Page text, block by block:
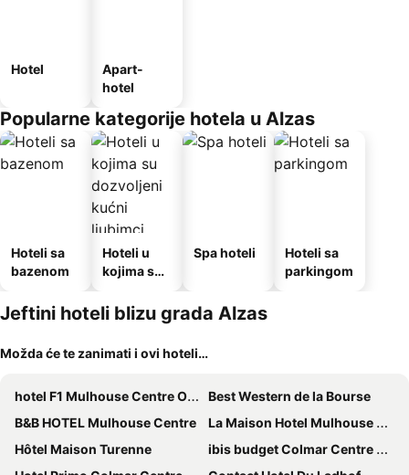
Hotel
Apart-
hotel
Popularne kategorije hotela u Alzas
Hoteli sa
bazenom
Hoteli u
kojima su
kućni
ljubimci
Spa hoteli
Hoteli sa
parkingom
Jeftini hoteli blizu grada Alzas
Možda će te zanimati i ovi hoteli…
hotel F1 Mulhouse Centre Ouest
Best Western de la Bourse
B&B HOTEL Mulhouse Centre
La Maison Hotel Mulhouse Centre
Hôtel Maison Turenne
ibis budget Colmar Centre Ville